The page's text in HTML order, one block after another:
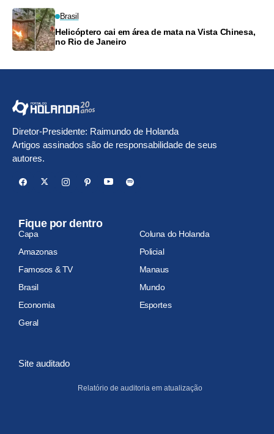
Brasil
Helicóptero cai em área de mata na Vista Chinesa,
no Rio de Janeiro
Diretor-Presidente: Raimundo de Holanda
Artigos assinados são de responsabilidade de seus
autores.
Fique por dentro
Capa
Coluna do Holanda
Amazonas
Policial
Famosos & TV
Manaus
Brasil
Mundo
Economia
Esportes
Geral
Site auditado
Relatório de auditoria em atualização